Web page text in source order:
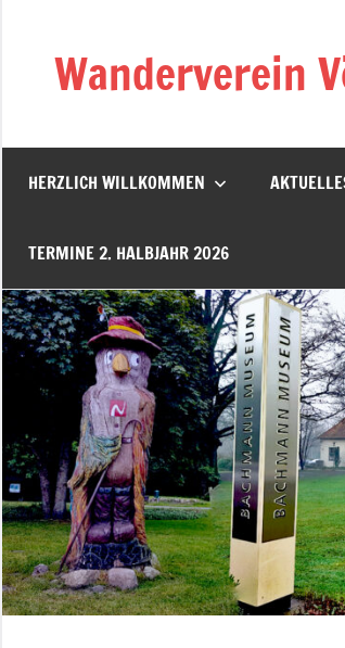
springenWanderverein
HERZLICH WILLKOMMEN
TERMINE 2. HALBJAHR 2026